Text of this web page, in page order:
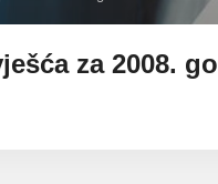
za 2008.